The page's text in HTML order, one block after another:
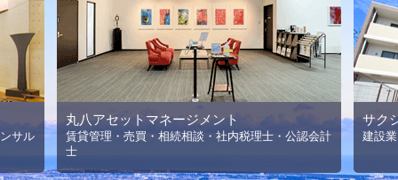
サル
丸八アセットマネージメント
賃貸管理・売買・相続相談・社内税理士・公認会計
士
サク
建設